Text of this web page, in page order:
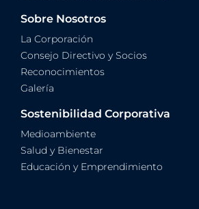
Sobre Nosotros
La Corporación
Consejo Directivo y Socios
Reconocimientos
Galería
Sostenibilidad Corporativa
Medioambiente
Salud y Bienestar
Educación y Emprendimiento